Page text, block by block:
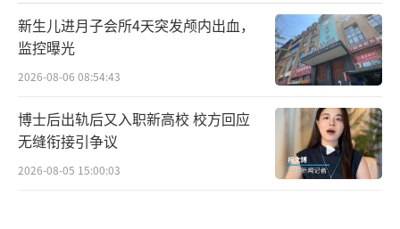
新生儿进月子会所4天突发颅内出血，
监控曝光
2026-08-06 08:54:43
博士后出轨后又入职新高校 校方回应
无缝衔接引争议
2026-08-05 15:00:03